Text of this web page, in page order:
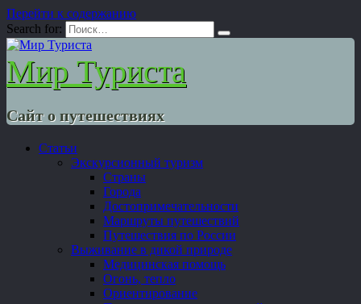
Перейти к содержанию
Search for:
Мир Туриста
Сайт о путешествиях
Статьи
Экскурсионный туризм
Страны
Города
Достопримечательности
Маршруты путешествий
Путешествия по России
Выживание в дикой природе
Медицинская помощь
Огонь, тепло
Ориентирование